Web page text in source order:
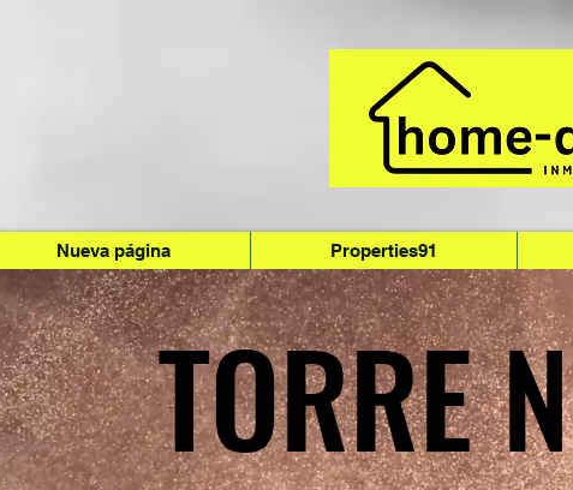
Nueva página Properties91
TORRE
TORRE